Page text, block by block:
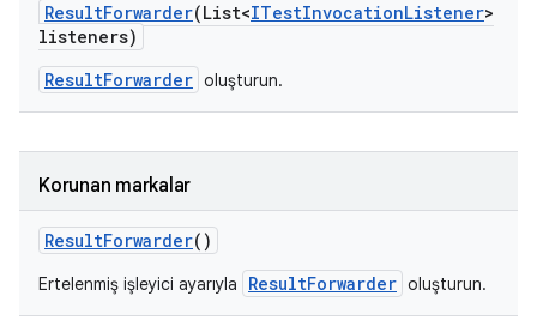
ResultForwarder(List<ITestInvocationListener>
listeners)
ResultForwarder oluşturun.
Korunan markalar
ResultForwarder()
Ertelenmiş işleyici ayarıyla ResultForwarder oluşturun.